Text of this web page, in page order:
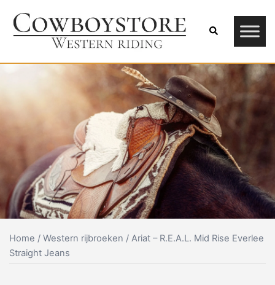
content
Search
Home / Western rijbroeken / Ariat – R.E.A.L. Mid Rise Everlee
Straight Jeans